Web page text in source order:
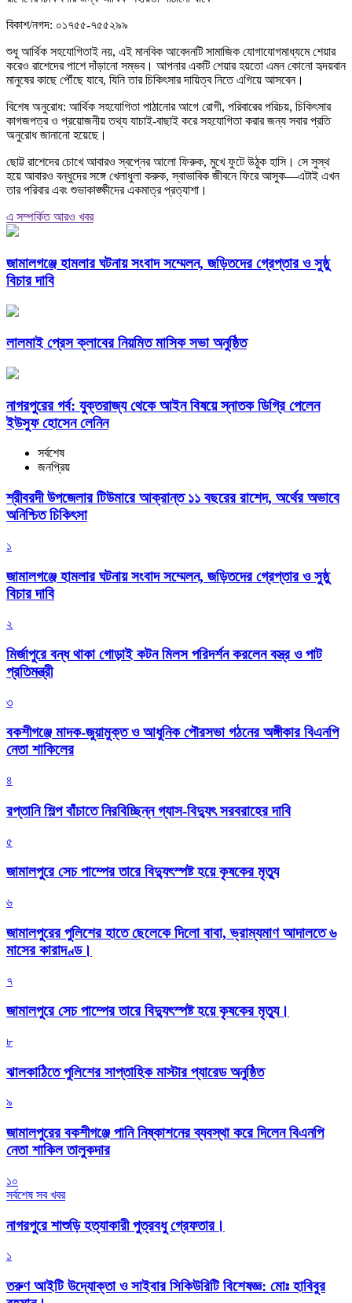
বিকাশ/নগদ: ০১৭৫৫-৭৫৫২৯৯
শুধু আর্থিক সহযোগিতাই নয়, এই মানবিক আবেদনটি সামাজিক যোগাযোগমাধ্যমে শেয়ার
করেও রাশেদের পাশে দাঁড়ানো সম্ভব। আপনার একটি শেয়ার হয়তো এমন কোনো হৃদয়বান
মানুষের কাছে পৌঁছে যাবে, যিনি তার চিকিৎসার দায়িত্ব নিতে এগিয়ে আসবেন।
বিশেষ অনুরোধ: আর্থিক সহযোগিতা পাঠানোর আগে রোগী, পরিবারের পরিচয়, চিকিৎসার
কাগজপত্র ও প্রয়োজনীয় তথ্য যাচাই-বাছাই করে সহযোগিতা করার জন্য সবার প্রতি
অনুরোধ জানানো হয়েছে।
ছোট্ট রাশেদের চোখে আবারও স্বপ্নের আলো ফিরুক, মুখে ফুটে উঠুক হাসি। সে সুস্থ
হয়ে আবারও বন্ধুদের সঙ্গে খেলাধুলা করুক, স্বাভাবিক জীবনে ফিরে আসুক—এটাই এখন
তার পরিবার এবং শুভাকাঙ্ক্ষীদের একমাত্র প্রত্যাশা।
এ সম্পর্কিত আরও খবর
জামালগঞ্জে হামলার ঘটনায় সংবাদ সম্মেলন, জড়িতদের গ্রেপ্তার ও সুষ্ঠু
বিচার দাবি
লালমাই প্রেস ক্লাবের নিয়মিত মাসিক সভা অনুষ্ঠিত
নাগরপুরের গর্ব: যুক্তরাজ্য থেকে আইন বিষয়ে স্নাতক ডিগ্রি পেলেন
ইউসুফ হোসেন লেনিন
সর্বশেষ
জনপ্রিয়
শ্রীবরদী উপজেলার টিউমারে আক্রান্ত ১১ বছরের রাশেদ, অর্থের অভাবে
অনিশ্চিত চিকিৎসা
১
জামালগঞ্জে হামলার ঘটনায় সংবাদ সম্মেলন, জড়িতদের গ্রেপ্তার ও সুষ্ঠু
বিচার দাবি
২
মির্জাপুরে বন্ধ থাকা গোড়াই কটন মিলস পরিদর্শন করলেন বস্ত্র ও পাট
প্রতিমন্ত্রী
৩
বকশীগঞ্জে মাদক-জুয়ামুক্ত ও আধুনিক পৌরসভা গঠনের অঙ্গীকার বিএনপি
নেতা শাকিলের
৪
রপ্তানি শিল্প বাঁচাতে নিরবিচ্ছিন্ন গ্যাস-বিদ্যুৎ সরবরাহের দাবি
৫
জামালপুরে সেচ পাম্পের তারে বিদ্যুৎস্পষ্ট হয়ে কৃষকের মৃত্যু
৬
জামালপুরের পুলিশের হাতে ছেলেকে দিলো বাবা, ভ্রাম্যমাণ আদালতে ৬
মাসের কারাদণ্ড।
৭
জামালপুরে সেচ পাম্পের তারে বিদ্যুৎস্পষ্ট হয়ে কৃষকের মৃত্যু।
৮
‎ঝালকাঠিতে পুলিশের সাপ্তাহিক মাস্টার প্যারেড অনুষ্ঠিত
৯
জামালপুরের বকশীগঞ্জে পানি নিষ্কাশনের ব্যবস্থা করে দিলেন বিএনপি
নেতা শাকিল তালুকদার
১০
সর্বশেষ সব খবর
নাগরপুরে শাশুড়ি হত্যাকারী পুত্রবধু গ্রেফতার।
১
তরুণ আইটি উদ্যোক্তা ও সাইবার সিকিউরিটি বিশেষজ্ঞ: মোঃ হাবিবুর